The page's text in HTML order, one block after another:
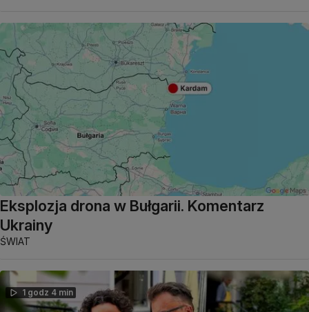
Eksplozja drona w Bułgarii. Komentarz
Ukrainy
ŚWIAT
1 godz 4 min